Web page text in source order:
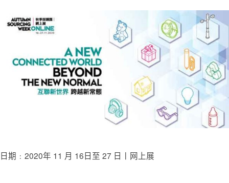
日期﹕2020年 11 月 16日至 27 日丨网上展